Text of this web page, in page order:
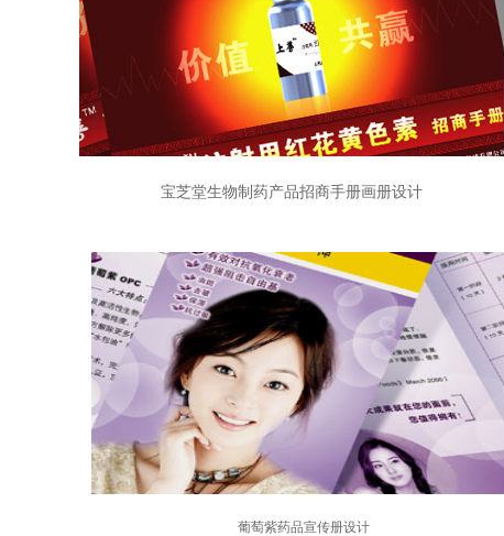
宝芝堂生物制药产品招商手册画册设计
葡萄紫药品宣传册设计